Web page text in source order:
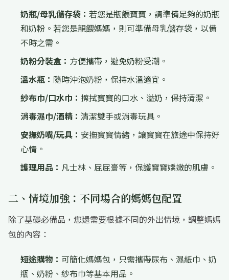
奶瓶/母乳儲存袋： 若您是瓶餵寶寶，請準備足夠的奶瓶
和奶粉。若您是親餵媽媽，則可準備母乳儲存袋，以備
不時之需。
奶粉分裝盒： 方便攜帶，避免奶粉受潮。
溫水瓶： 隨時沖泡奶粉，保持水溫適宜。
紗布巾/口水巾： 擦拭寶寶的口水、溢奶，保持清潔。
消毒濕巾/酒精： 清潔雙手或消毒玩具。
安撫奶嘴/玩具： 安撫寶寶情緒，讓寶寶在旅途中保持好
心情。
護理用品： 凡士林、屁屁膏等，保護寶寶嬌嫩的肌膚。
二、情境加強：不同場合的媽媽包配置
除了基礎必備品，您還需要根據不同的外出情境，調整媽媽
包的內容：
短途購物： 可簡化媽媽包，只需攜帶尿布、濕紙巾、奶
瓶、奶粉、紗布巾等基本用品。